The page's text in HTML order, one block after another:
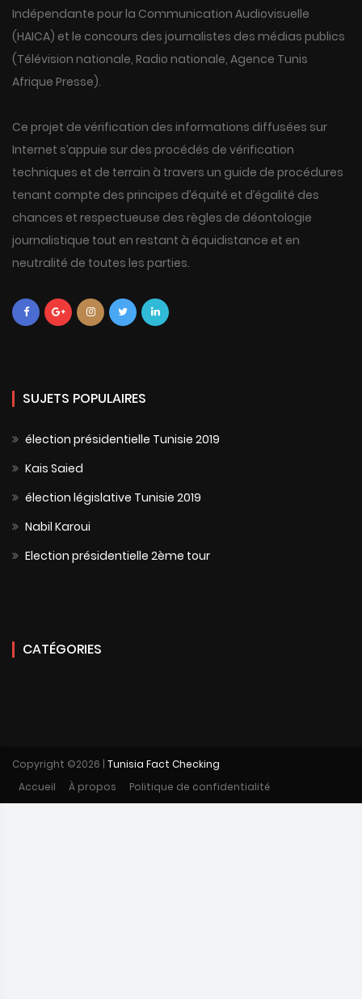
Indépendante pour la Communication Audiovisuelle
(HAICA) et le concours des journalistes des médias publics
(Télévision nationale, Radio nationale, Agence Tunis
Afrique Presse).
Ce projet de vérification des informations diffusées sur
Internet s’appuie sur des procédés de vérification
techniques et de terrain à travers un guide de procédures
tenant compte des principes d’équité et d’égalité des
chances et respectueuse des règles de déontologie
journalistique tout en restant à équidistance et en
neutralité de toutes les parties.
SUJETS POPULAIRES
élection présidentielle Tunisie 2019
Kais Saied
élection législative Tunisie 2019
Nabil Karoui
Election présidentielle 2ème tour
CATÉGORIES
Copyright ©2026 | Tunisia Fact Checking
Accueil
À propos Politique de confidentialité